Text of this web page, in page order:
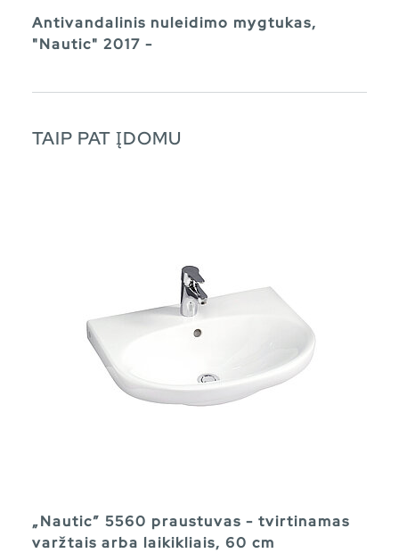
Antivandalinis nuleidimo mygtukas,
"Nautic" 2017 -
TAIP PAT ĮDOMU
„Nautic” 5560 praustuvas - tvirtinamas
varžtais arba laikikliais, 60 cm